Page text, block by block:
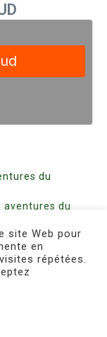
du
aventures du
à Mulhouse
par
site Web pour
en
répétées.